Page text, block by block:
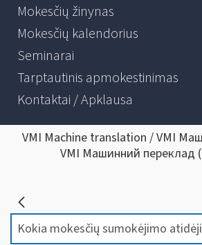
Mokesčių žinynas
Mokesčių kalendorius
Seminarai
Tarptautinis apmokestinimas
Kontaktai / Apklausa
VMI Machine translation / VMI
VMI Машинний переклад (